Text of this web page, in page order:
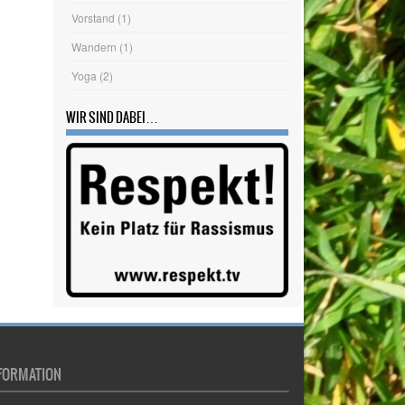
Vorstand (1)
Wandern (1)
Yoga(2)
WIR SIND DABEI…